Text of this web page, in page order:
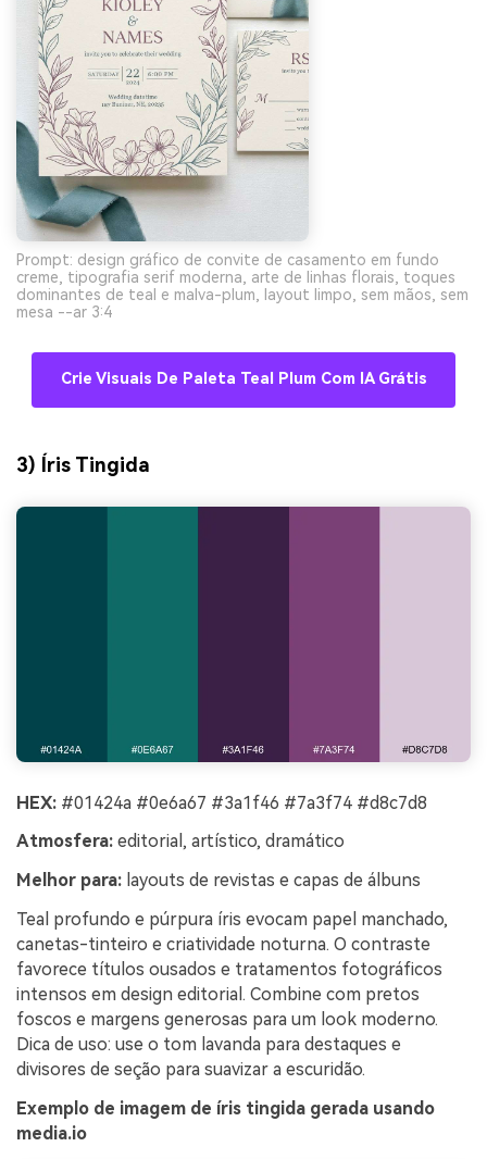
Prompt: design gráfico de convite de casamento em fundo
creme, tipografia serif moderna, arte de linhas florais, toques
dominantes de teal e malva-plum, layout limpo, sem mãos, sem
mesa --ar 3:4
Crie Visuais De Paleta Teal Plum Com IA Grátis
3) Íris Tingida
HEX: #01424a #0e6a67 #3a1f46 #7a3f74 #d8c7d8
Atmosfera: editorial, artístico, dramático
Melhor para: layouts de revistas e capas de álbuns
Teal profundo e púrpura íris evocam papel manchado,
canetas-tinteiro e criatividade noturna. O contraste
favorece títulos ousados e tratamentos fotográficos
intensos em design editorial. Combine com pretos
foscos e margens generosas para um look moderno.
Dica de uso: use o tom lavanda para destaques e
divisores de seção para suavizar a escuridão.
Exemplo de imagem de íris tingida gerada usando
media.io